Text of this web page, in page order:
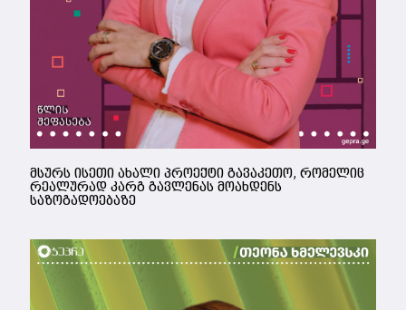
მსურს ისეთი ახალი პროექტი გავაკეთო, რომელიც
რეალურად კარგ გავლენას მოახდენს
საზოგადოებაზე